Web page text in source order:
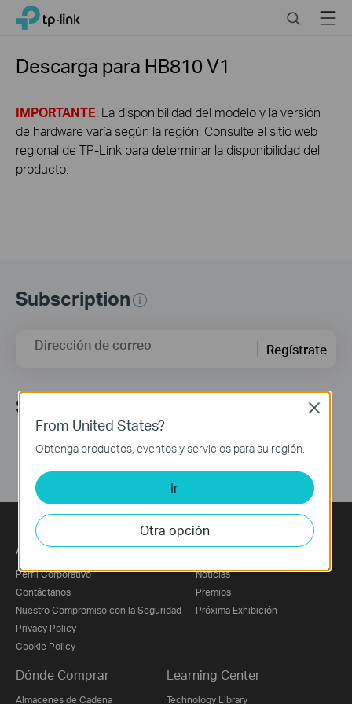
Click
navigation
TP-Link, Reliably Smart SearchMenu
Descarga para HB810V1
IMPORTANTE: La disponibilidad del modelo y la versión
de hardware varía según la región. Consulte el sitio web
regional de TP-Link para determinar la disponibilidad del
producto.
Subscription
Dirección de correo Regístrate
Síguenos
Acerca de Nosotros
Perfil Corporativo
Contáctanos
Nuestro Compromiso con la Seguridad
Privacy Policy
Cookie Policy
Prensa
Noticias
Premios
Próxima Exhibición
Dónde Comprar
Almacenes de Cadena
Learning Center
Technology Library
From United States?
Obtenga productos, eventos y servicios para su región.
Ir
Otra opción
Close